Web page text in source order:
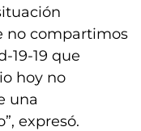
no compartimos
19-19 que
hoy no
una
expresó.